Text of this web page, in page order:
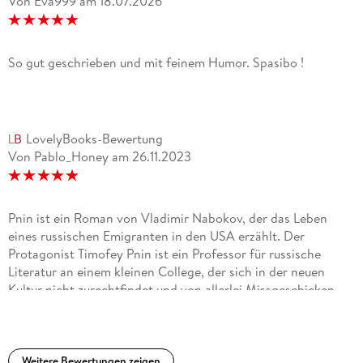
So gut geschrieben und mit feinem Humor. Spasibo !
LovelyBooks-Bewertung
Von Pablo_Honey am 26.11.2023
Pnin ist ein Roman von Vladimir Nabokov, der das Leben
eines russischen Emigranten in den USA erzählt. Der
Protagonist Timofey Pnin ist ein Professor für russische
Literatur an einem kleinen College, der sich in der neuen
Kultur nicht zurechtfindet und von allerlei Missgeschicken